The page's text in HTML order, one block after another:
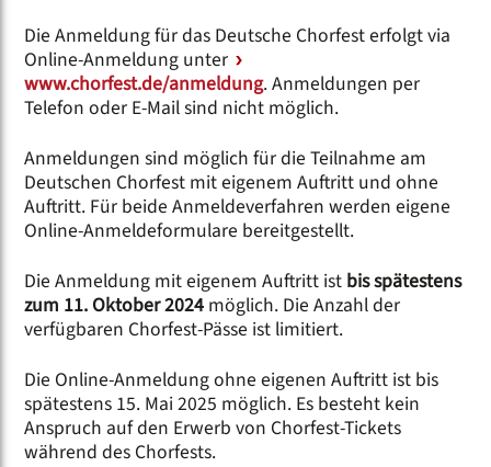
Die Anmeldung für das Deutsche Chorfest erfolgt via
Online-Anmeldung unter
www.chorfest.de/anmeldung. Anmeldungen per
Telefon oder E-Mail sind nicht möglich.
Anmeldungen sind möglich für die Teilnahme am
Deutschen Chorfest mit eigenem Auftritt und ohne
Auftritt. Für beide Anmeldeverfahren werden eigene
Online-Anmeldeformulare bereitgestellt.
Die Anmeldung mit eigenem Auftritt ist bis spätestens
zum 11. Oktober 2024 möglich. Die Anzahl der
verfügbaren Chorfest-Pässe ist limitiert.
Die Online-Anmeldung ohne eigenen Auftritt ist bis
spätestens 15. Mai 2025 möglich. Es besteht kein
Anspruch auf den Erwerb von Chorfest-Tickets
während des Chorfests.